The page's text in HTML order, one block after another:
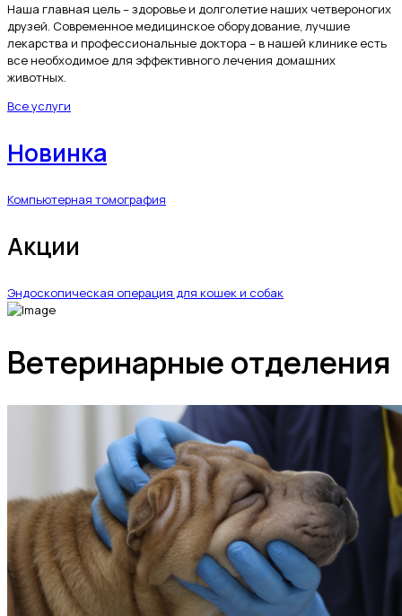
Наша главная цель – здоровье и долголетие наших четвероногих
друзей. Современное медицинское оборудование, лучшие
лекарства и профессиональные доктора – в нашей клинике есть
все необходимое для эффективного лечения домашних
животных.
Все услуги
Новинка
Компьютерная томография
Акции
Эндоскопическая операция для кошек и собак
Ветеринарные отделения